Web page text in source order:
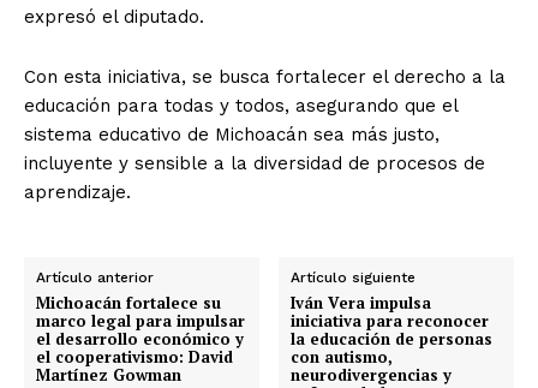
expresó el diputado.
Con esta iniciativa, se busca fortalecer el derecho a la
educación para todas y todos, asegurando que el
sistema educativo de Michoacán sea más justo,
incluyente y sensible a la diversidad de procesos de
aprendizaje.
Artículo anterior
Michoacán fortalece su
marco legal para impulsar
el desarrollo económico y
el cooperativismo: David
Martínez Gowman
Artículo siguiente
Iván Vera impulsa
iniciativa para reconocer
la educación de personas
con autismo,
neurodivergencias y